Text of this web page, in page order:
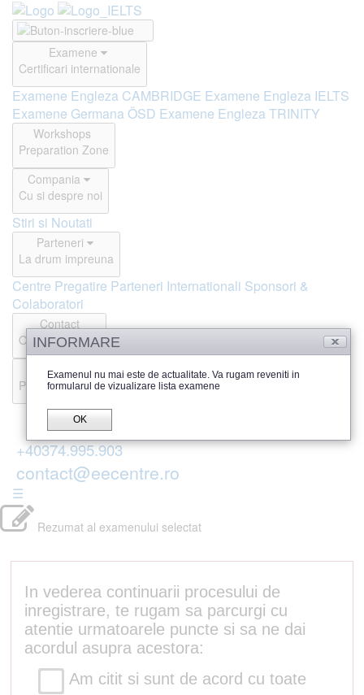
Examene
Certificari internationale
Examene Engleza CAMBRIDGE Examene Engleza IELTS
Examene Germana ÖSD Examene Engleza TRINITY
Workshops
Preparation Zone
Compania
Cu si despre noi
Stiri si Noutati
Parteneri
La drum impreuna
Centre Pregatire Parteneri Internationali Sponsori &
Colaboratori
Contact
Offline si Online
Recenzii
Parerea publicului
+40374.995.903
contact@eecentre.ro
☰
Rezumat al examenului selectat
In vederea continuarii procesului de
inregistrare, te rugam sa parcurgi cu
atentie urmatoarele puncte si sa ne dai
acordul asupra acestora:
Am citit si sunt de acord cu toate
INFORMARE
Examenul nu mai este de actualitate. Va rugam reveniti in
formularul de vizualizare lista examene
OK